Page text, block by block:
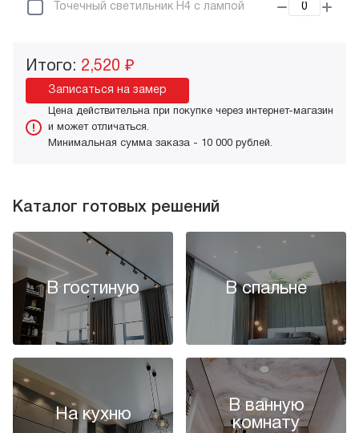
Точечный светильник H4 с лампой
Итого: 2,520 ₽
Записаться на замер
Цена действительна при покупке через интернет-магазин
и может отличаться.
Минимальная сумма заказа - 10 000 рублей.
Каталог готовых решений
В гостиную В спальне
На кухню
В ванную
комнату